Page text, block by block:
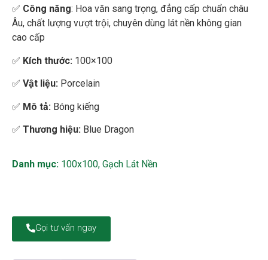
✅ Công năng: Hoa văn sang trọng, đẳng cấp chuẩn châu
Âu, chất lượng vượt trội, chuyên dùng lát nền không gian
cao cấp
✅ Kích thước: 100×100
✅ Vật liệu: Porcelain
✅ Mô tả: Bóng kiếng
✅ Thương hiệu: Blue Dragon
Danh mục: 100x100, Gạch Lát Nền
Gọi tư vấn ngay